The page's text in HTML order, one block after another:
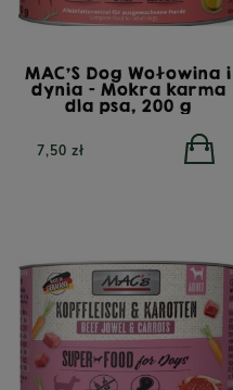
MAC'S Dog Wołowina i
dynia - Mokra karma
dla psa, 200 g
7,50 zł